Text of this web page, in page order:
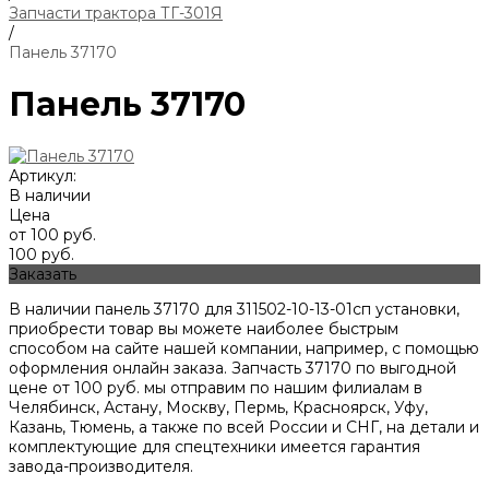
Запчасти трактора ТГ-301Я
/
Панель 37170
Панель 37170
Артикул:
В наличии
Цена
от 100 руб.
100 руб.
Заказать
В наличии панель 37170 для 311502-10-13-01сп установки,
приобрести товар вы можете наиболее быстрым
способом на сайте нашей компании, например, с помощью
оформления онлайн заказа. Запчасть 37170 по выгодной
цене от 100 руб. мы отправим по нашим филиалам в
Челябинск, Астану, Москву, Пермь, Красноярск, Уфу,
Казань, Тюмень, а также по всей России и СНГ, на детали и
комплектующие для спецтехники имеется гарантия
завода-производителя.